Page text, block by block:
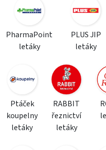
PharmaPoint
letáky
PLUS JIP
letáky
Ptáček
koupelny
letáky
RABBIT
řeznictví
letáky